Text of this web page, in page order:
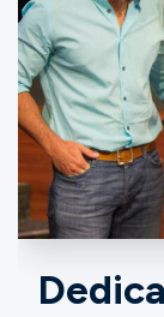
Quiénes
somos